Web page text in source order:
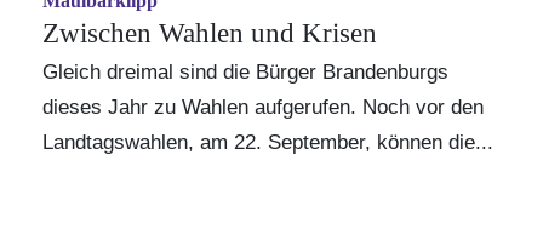
Zwischen Wahlen und Krisen
Gleich dreimal sind die Bürger Brandenburgs
dieses Jahr zu Wahlen aufgerufen. Noch vor den
Landtagswahlen, am 22. September, können die...